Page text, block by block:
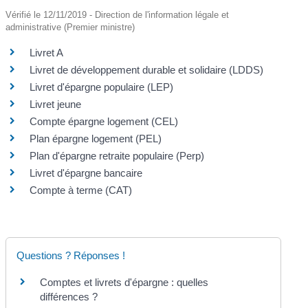
Vérifié le 12/11/2019 - Direction de l'information légale et
administrative (Premier ministre)
Livret A
Livret de développement durable et solidaire (LDDS)
Livret d'épargne populaire (LEP)
Livret jeune
Compte épargne logement (CEL)
Plan épargne logement (PEL)
Plan d'épargne retraite populaire (Perp)
Livret d'épargne bancaire
Compte à terme (CAT)
Questions ? Réponses !
Comptes et livrets d'épargne : quelles
différences ?